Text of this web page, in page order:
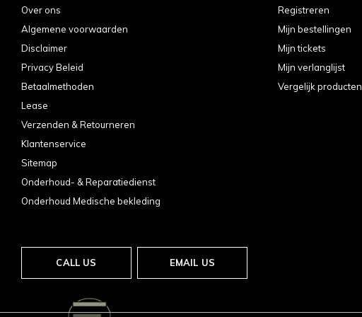
Over ons
Algemene voorwaarden
Disclaimer
Privacy Beleid
Betaalmethoden
Lease
Verzenden & Retourneren
Klantenservice
Sitemap
Onderhoud- & Reparatiedienst
Onderhoud Medische bekleding
Registreren
Mijn bestellingen
Mijn tickets
Mijn verlanglijst
Vergelijk producten
CALL US EMAIL US